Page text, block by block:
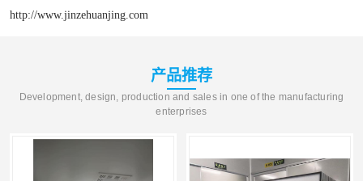
http://www.jinzehuanjing.com
产品推荐
Development, design, production and sales in one of the manufacturing
enterprises